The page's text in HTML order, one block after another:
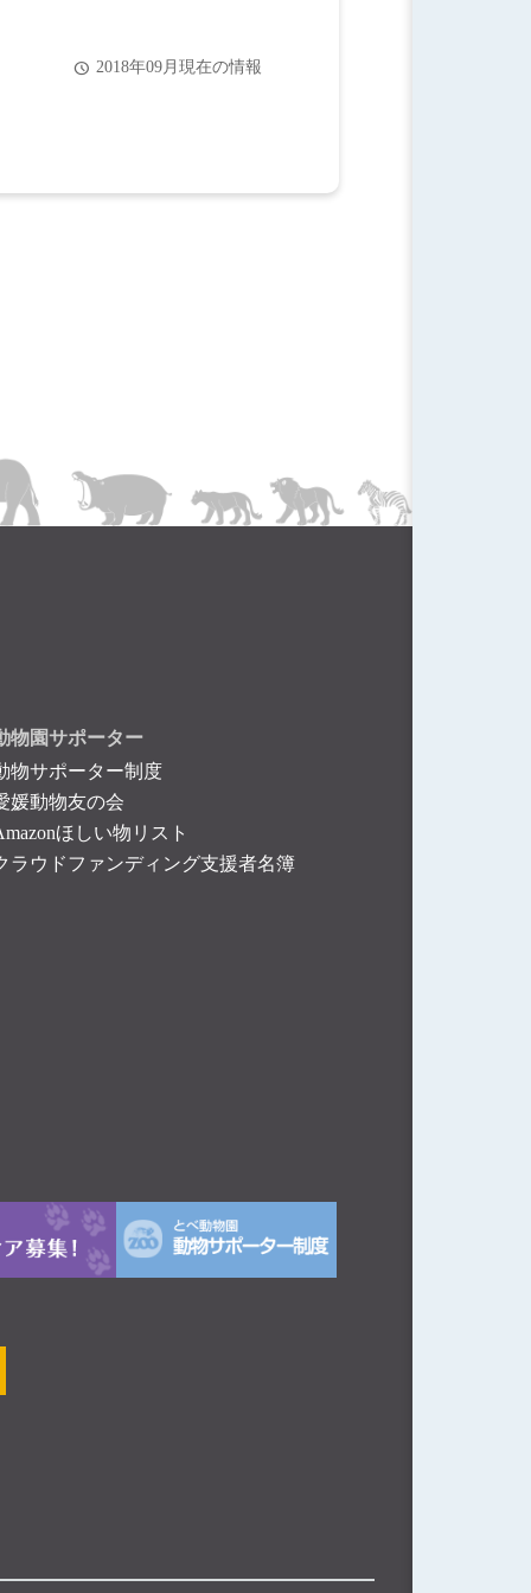
2018年09月現在の情報
物園サポーター
物サポーター制度
媛動物友の会
ほしい物リスト
ラウドファンディング支援者名簿